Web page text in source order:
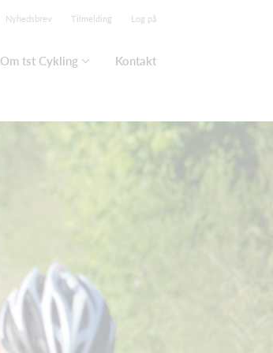
Nyhedsbrev Tilmelding Log på
Om tst Cykling Kontakt